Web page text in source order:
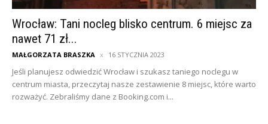
Wrocław: Tani nocleg blisko centrum. 6 miejsc za
nawet 71 zł...
MAŁGORZATA BRASZKA 16 STYCZNIA 2023
Jeśli planujesz odwiedzić Wrocław i szukasz taniego noclegu w
centrum miasta, przeczytaj nasze zestawienie 8 miejsc, które warto
rozważyć. Zebraliśmy dane z Booking.com i...